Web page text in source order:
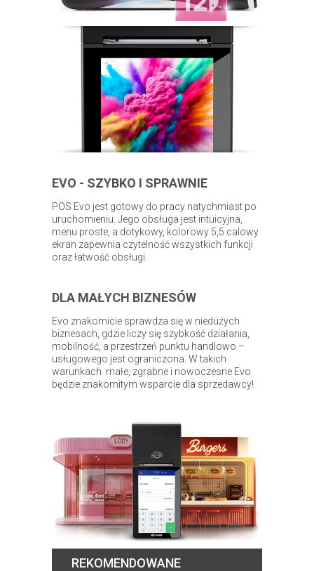
EVO - SZYBKO I SPRAWNIE
POS Evo jest gotowy do pracy natychmiast po
uruchomieniu. Jego obsługa jest intuicyjna,
menu proste, a dotykowy, kolorowy 5,5 calowy
ekran zapewnia czytelność wszystkich funkcji
oraz łatwość obsługi.
DLA MAŁYCH BIZNESÓW
Evo znakomicie sprawdza się w niedużych
biznesach, gdzie liczy się szybkość działania,
mobilność, a przestrzeń punktu handlowo –
usługowego jest ograniczona. W takich
warunkach małe, zgrabne i nowoczesne Evo
będzie znakomitym wsparcie dla sprzedawcy!
REKOMENDOWANE